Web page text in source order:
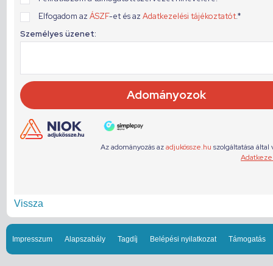
Vissza
Impresszum Alapszabály Tagdíj Belépési nyilatkozat Támogatás